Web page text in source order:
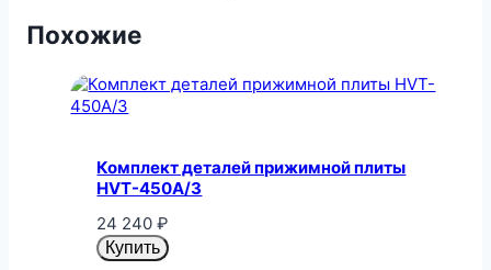
Похожие
Комплект деталей прижимной плиты
HVT-450A/3
24 240₽
Купить